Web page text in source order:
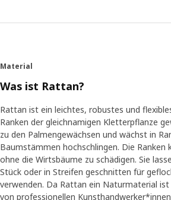
talentierten Kunsthandwerker*innen
hergestellt werden. Und wir bei IKEA
Produktion. Also mussten wir
verschiedenen Kompetenzen
sagt Kristin. Jedes Teil ist
im Gestell werden maschinell
exakt an der gleichen Stelle landen –
zu schwer zu montieren. „Es ist eine
maschineller und manueller
beiden Welten.“
Material
Was ist Rattan?
Rattan ist ein leichtes, robustes und
Ranken der gleichnamigen Kletterpflanze
zu den Palmengewächsen und wächst in
Baumstämmen hochschlingen. Die
ohne die Wirtsbäume zu schädigen. Sie
Stück oder in Streifen geschnitten für
verwenden. Da Rattan ein Naturmaterial
von professionellen